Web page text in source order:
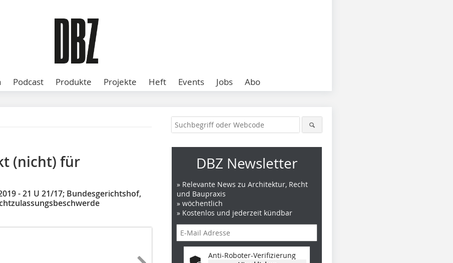
Podcast Produkte Projekte Heft Events Jobs Abo
(nicht) für
- 21 U 21/17; Bundesgerichtshof,
DBZ Newsletter
» Relevante News zu Architektur, Recht
und Baupraxis
» wöchentlich
» Kostenlos und jederzeit kündbar
Anti-Roboter-Verifizierung